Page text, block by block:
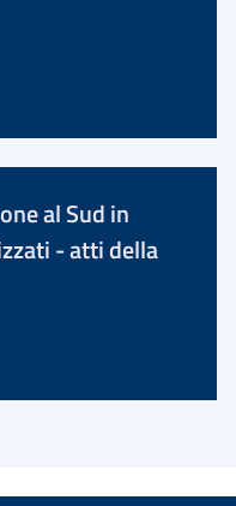
al Sud in
- atti della